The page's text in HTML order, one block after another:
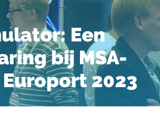
Een
bij MSA-
2023